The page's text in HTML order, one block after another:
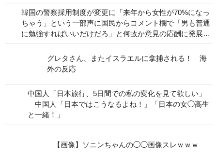
韓国の警察採用制度が変更に「来年から女性が70%になっ
ちゃう」という一部声に国民からコメント欄で「男も普通
に勉強すればいいだけだろ」と何故か意見の応酬に発展…
グレタさん、またイスラエルに拿捕される！ 海
外の反応
中国人「日本旅行、5日間での私の変化を見て欲しい」
中国人「日本ではこうなるよね！」「日本の女◯高生
と一緒！」
【画像】ソニンちゃんの◯◯画像スレｗｗｗ